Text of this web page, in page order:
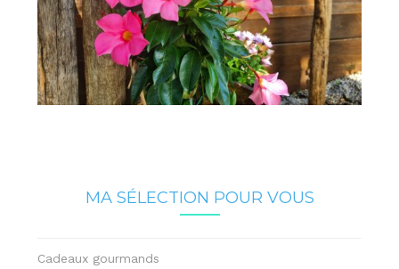
MA SÉLECTION POUR VOUS
Cadeaux gourmands